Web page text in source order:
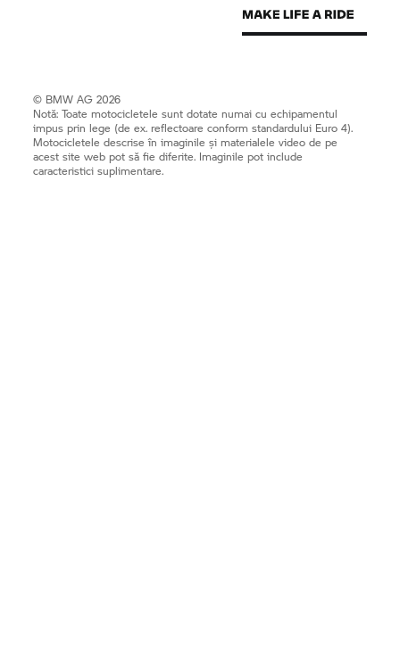
© BMW AG 2026
Notă: Toate motocicletele sunt dotate numai cu echipamentul
impus prin lege (de ex. reflectoare conform standardului Euro 4).
Motocicletele descrise în imaginile și materialele video de pe
acest site web pot să fie diferite. Imaginile pot include
caracteristici suplimentare.